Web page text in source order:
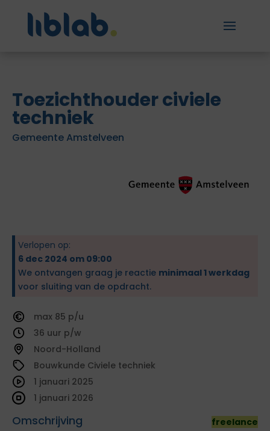
Toezichthouder civiele
techniek
Gemeente Amstelveen
Verlopen op:
6 dec 2024 om 09:00
We ontvangen graag je reactie minimaal 1 werkdag
voor sluiting van de opdracht.
85
36
Noord-Holland
Bouwkunde Civiele techniek
Omschrijving freelance
1 januari 2025
1 januari 2026